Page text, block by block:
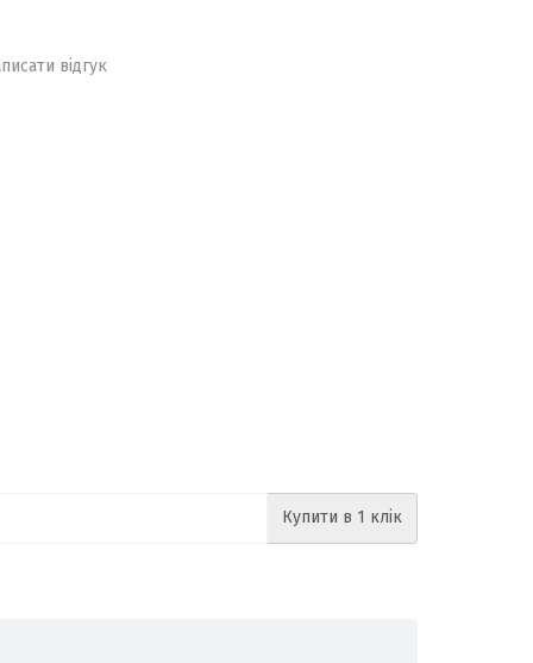
відгук
Купити в 1 клік